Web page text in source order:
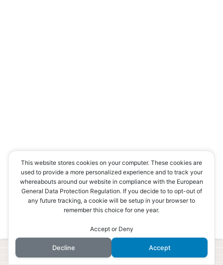
ホーム 検索 トップ サイドバー
This website stores cookies on your computer. These cookies are
used to provide a more personalized experience and to track your
whereabouts around our website in compliance with the European
General Data Protection Regulation. If you decide to to opt-out of
any future tracking, a cookie will be setup in your browser to
remember this choice for one year.
Accept or Deny
Decline Accept